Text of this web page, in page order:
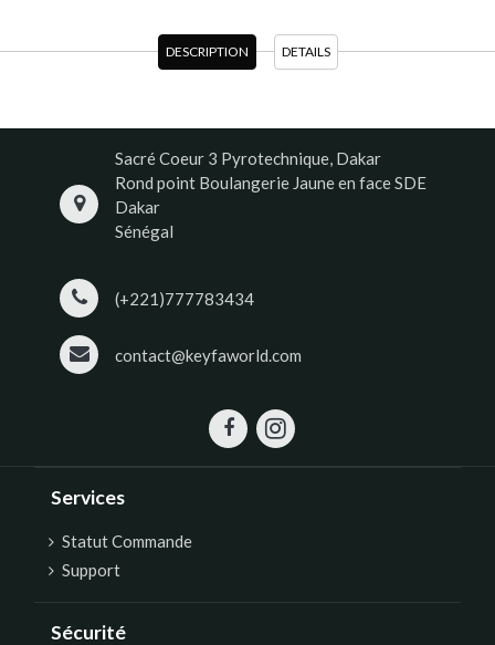
DESCRIPTION DETAILS
Sacré Coeur 3 Pyrotechnique, Dakar
Rond point Boulangerie Jaune en face SDE
Dakar
Sénégal
(+221)777783434
contact@keyfaworld.com
Services
Statut Commande
Support
Sécurité